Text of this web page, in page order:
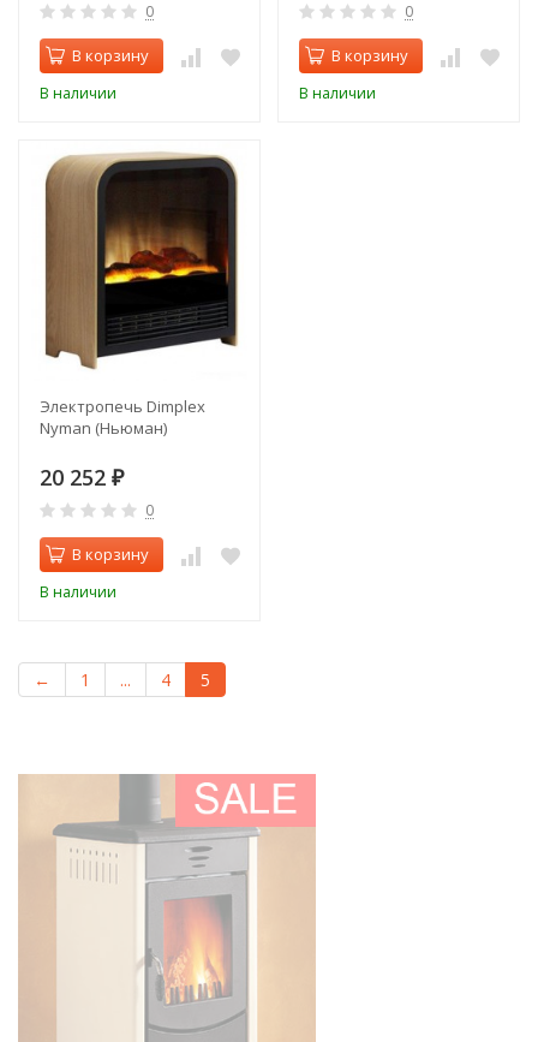
0
В корзину
В наличии
0
В корзину
В наличии
Электропечь Dimplex
Nyman (Ньюман)
20 252 ₽
0
В корзину
В наличии
← 1 ... 4 5